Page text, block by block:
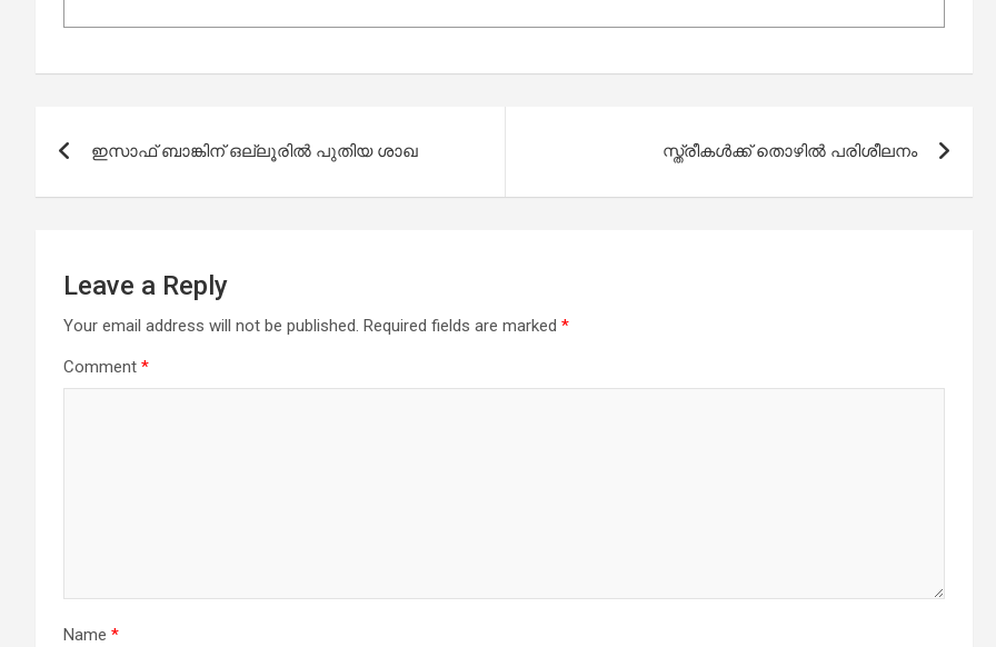
navigation
ഇസാഫ് ബാങ്കിന് ഒല്ലൂരിൽ പുതിയ ശാഖ സ്ത്രീകൾക്ക് തൊഴിൽ പരിശീലനം
Leave a Reply
Your email address will not be published. Required fields are marked *
Comment *
Name *